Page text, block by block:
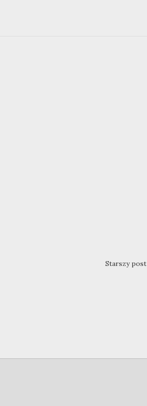
Starszy post